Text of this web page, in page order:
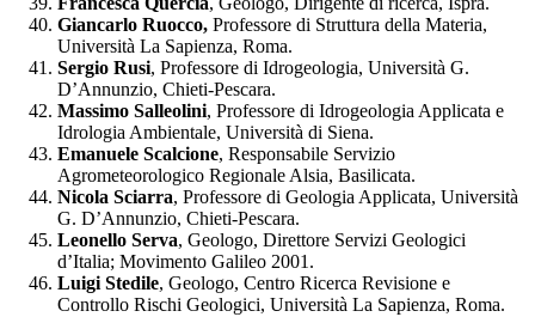
Giancarlo Ruocco, Professore di Struttura della Materia,
Università La Sapienza, Roma.
Sergio Rusi, Professore di Idrogeologia, Università G.
D’Annunzio, Chieti-Pescara.
Massimo Salleolini, Professore di Idrogeologia Applicata e
Idrologia Ambientale, Università di Siena.
Emanuele Scalcione, Responsabile Servizio
Agrometeorologico Regionale Alsia, Basilicata.
Nicola Sciarra, Professore di Geologia Applicata, Università
G. D’Annunzio, Chieti-Pescara.
Leonello Serva, Geologo, Direttore Servizi Geologici
d’Italia; Movimento Galileo 2001.
Luigi Stedile, Geologo, Centro Ricerca Revisione e
Controllo Rischi Geologici, Università La Sapienza, Roma.